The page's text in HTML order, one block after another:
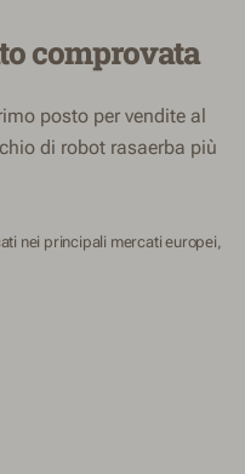
comprovata
posto per vendite al
di robot rasaerba più
nei principali mercati europei,